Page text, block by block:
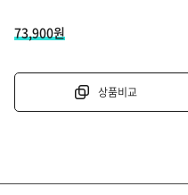
73,900원
상품비교